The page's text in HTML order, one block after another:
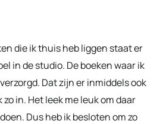
die ik thuis heb liggen staat er
in de studio. De boeken waar ik
Dat zijn er inmiddels ook
in. Het leek me leuk om daar
Dus heb ik besloten om zo